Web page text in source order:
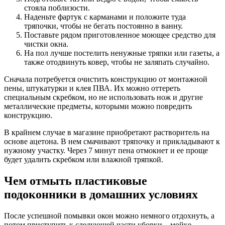
стояла поблизости.
Наденьте фартук с карманами и положите туда
тряпочки, чтобы не бегать постоянно в ванну.
Поставьте рядом приготовленное моющее средство для
чистки окна.
На пол лучше постелить ненужные тряпки или газеты, а
также отодвинуть ковер, чтобы не заляпать случайно.
Сначала потребуется очистить конструкцию от монтажной
пены, штукатурки и клея ПВА. Их можно оттереть
специальным скребком, но не использовать нож и другие
металлические предметы, которыми можно повредить
конструкцию.
В крайнем случае в магазине приобретают растворитель на
основе ацетона. В нем смачивают тряпочку и прикладывают к
нужному участку. Через 7 минут пена отмокнет и ее проще
будет удалить скребком или влажной тряпкой.
Чем отмыть пластиковые
подоконники в домашних условиях
После успешной помывки окон можно немного отдохнуть, а